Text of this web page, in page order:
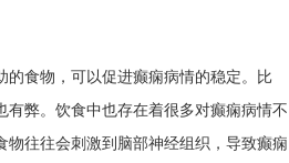
食物，可以促进癫痫病情的稳定。比
弊。饮食中也存在着很多对癫痫病情不
往往会刺激到脑部神经组织，导致癫痫